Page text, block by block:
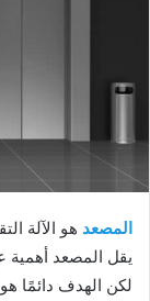
المصعد هو الآلة
يقل المصعد أهمية
لكن الهدف دائمًا